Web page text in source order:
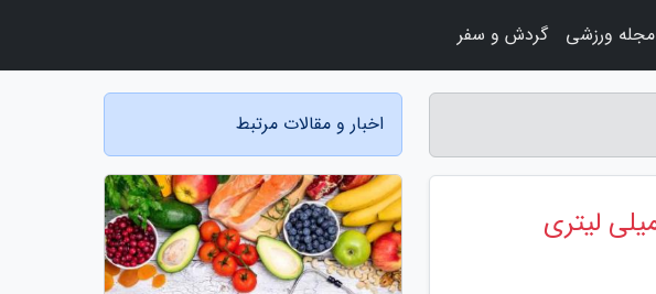
اخبار و مقالات مرتبط
مجله ورزشی گردش و سفر